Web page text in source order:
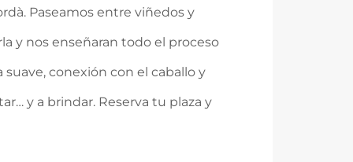
Paseamos entre viñedos y
y nos enseñaran todo el proceso
conexión con el caballo y
y a brindar. Reserva tu plaza y